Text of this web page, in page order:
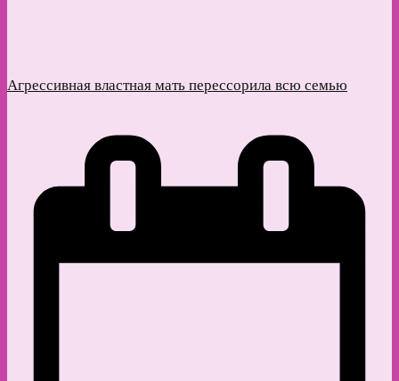
Агрессивная властная мать перессорила всю семью